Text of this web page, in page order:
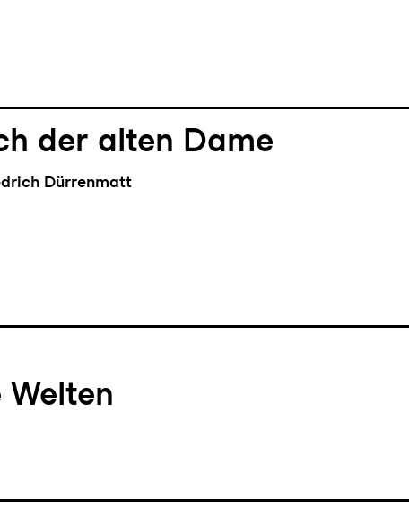
der alten Dame
Dürrenmatt